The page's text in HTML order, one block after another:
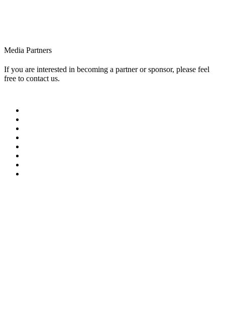
Media Partners
If you are interested in becoming a partner or sponsor, please feel
free to contact us.